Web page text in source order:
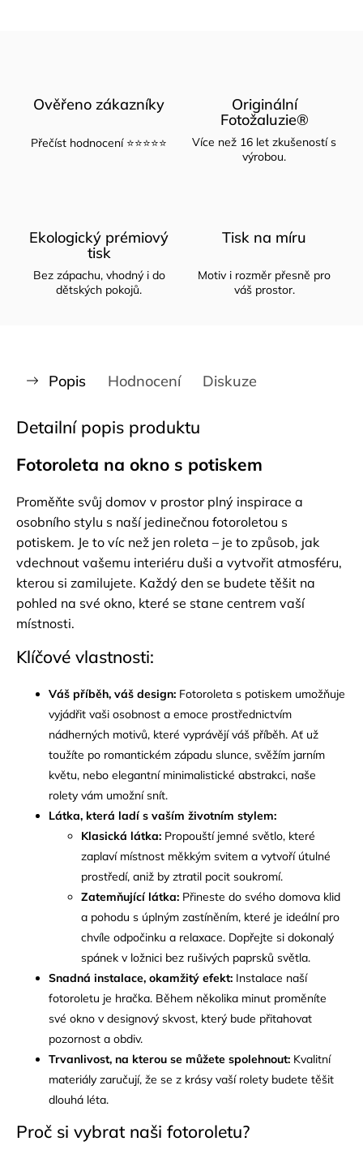
Ověřeno zákazníky
Přečíst hodnocení ⭐⭐⭐⭐⭐
Originální
Fotožaluzie®
Více než 16 let zkušeností s
výrobou.
Ekologický prémiový
tisk
Bez zápachu, vhodný i do
dětských pokojů.
Tisk na míru
Motiv i rozměr přesně pro
váš prostor.
Popis Hodnocení Diskuze
Detailní popis produktu
Fotoroleta na okno s potiskem
Proměňte svůj domov v prostor plný inspirace a
osobního stylu s naší jedinečnou fotoroletou s
potiskem. Je to víc než jen roleta – je to způsob, jak
vdechnout vašemu interiéru duši a vytvořit atmosféru,
kterou si zamilujete. Každý den se budete těšit na
pohled na své okno, které se stane centrem vaší
místnosti.
Klíčové vlastnosti:
Váš příběh, váš design: Fotoroleta s potiskem umožňuje
vyjádřit vaši osobnost a emoce prostřednictvím
nádherných motivů, které vyprávějí váš příběh. Ať už
toužíte po romantickém západu slunce, svěžím jarním
květu, nebo elegantní minimalistické abstrakci, naše
rolety vám umožní snít.
Látka, která ladí s vaším životním stylem:
Klasická látka: Propouští jemné světlo, které
zaplaví místnost měkkým svitem a vytvoří útulné
prostředí, aniž by ztratil pocit soukromí.
Zatemňující látka: Přineste do svého domova klid
a pohodu s úplným zastíněním, které je ideální pro
chvíle odpočinku a relaxace. Dopřejte si dokonalý
spánek v ložnici bez rušivých paprsků světla.
Snadná instalace, okamžitý efekt: Instalace naší
fotoroletu je hračka. Během několika minut proměníte
své okno v designový skvost, který bude přitahovat
pozornost a obdiv.
Trvanlivost, na kterou se můžete spolehnout: Kvalitní
materiály zaručují, že se z krásy vaší rolety budete těšit
dlouhá léta.
Proč si vybrat naši fotoroletu?